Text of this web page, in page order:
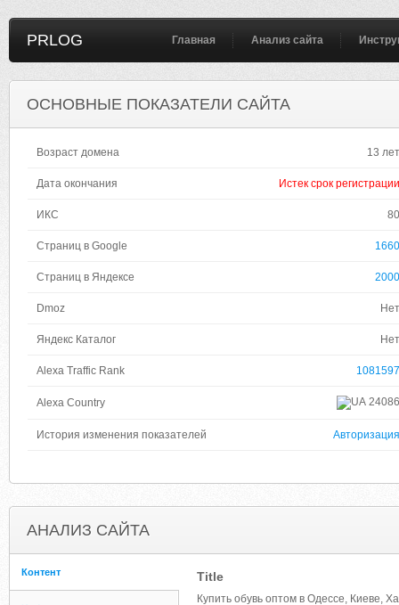
PRLOG Главная Анализ сайта
ОСНОВНЫЕ ПОКАЗАТЕЛИ САЙТА
Возраст домена 13 лет
Дата окончания Истек срок регистрации
ИКС 80
Страниц в Google 1660
Страниц в Яндексе 2000
Dmoz Нет
Яндекс Каталог Нет
Alexa Traffic Rank 1081597
Alexa Country 24086
История изменения показателей Авторизация
АНАЛИЗ САЙТА
Контент Title
Купить обувь оптом в Одессе, Киеве,